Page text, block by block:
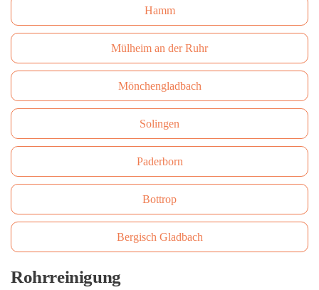
Hamm
Mülheim an der Ruhr
Mönchengladbach
Solingen
Paderborn
Bottrop
Bergisch Gladbach
Rohrreinigung